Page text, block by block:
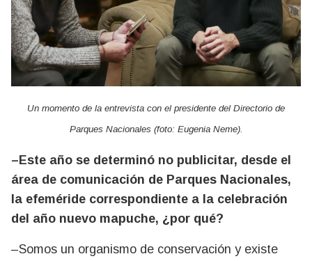
Un momento de la entrevista con el presidente del Directorio de
Parques Nacionales (foto: Eugenia Neme).
–Este año se determinó no publicitar, desde el
área de comunicación de Parques Nacionales,
la efeméride correspondiente a la celebración
del año nuevo mapuche, ¿por qué?
–Somos un organismo de conservación y existe